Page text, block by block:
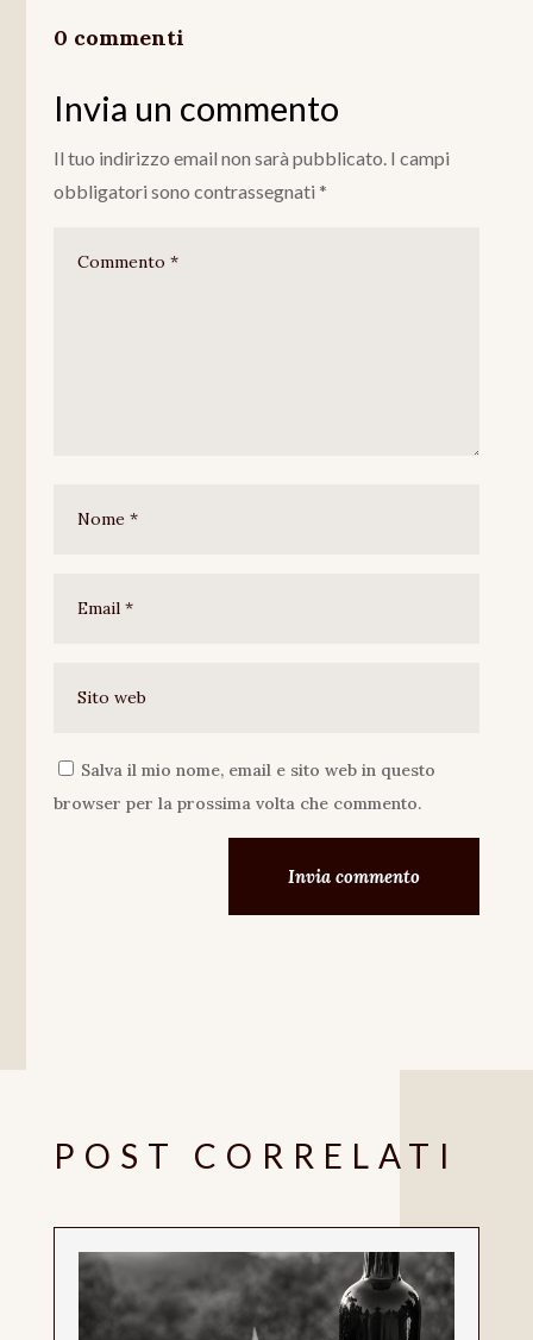
0 commenti
Invia un commento
Il tuo indirizzo email non sarà pubblicato. I campi
obbligatori sono contrassegnati *
Salva il mio nome, email e sito web in questo
browser per la prossima volta che commento.
Invia commento
POST CORRELATI